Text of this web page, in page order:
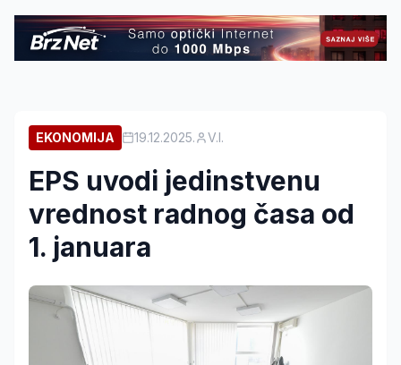
EKONOMIJA 19.12.2025. V.I.
EPS uvodi jedinstvenu
vrednost radnog časa od
1. januara